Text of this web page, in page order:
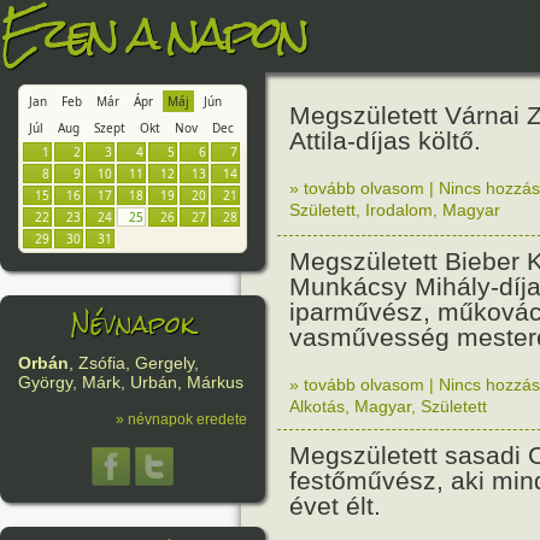
Ezen a napon
Jan Feb Már Ápr Máj
Jún
Júl
Aug Szept Okt Nov
Dec
1
2 3 4 5 6
7
8
9 10 11 12 13
14
15
16 17 18 19 20
21
22
23 24 25 26 27
28
29
30 31
Névnapok
Orbán, Zsófia, Gergely,
György, Márk, Urbán, Márkus
» névnapok eredete
Megszületett Várnai
Attila-díjas költő.
» tovább olvasom | Nincs
Született Irodalom Magyar
Megszületett Bieber
Munkácsy Mihály-
iparművész,
vasművesség
» tovább olvasom | Nincs
Alkotás Magyar, Született
Megszületett sasadi
festőművész, aki
évet élt.